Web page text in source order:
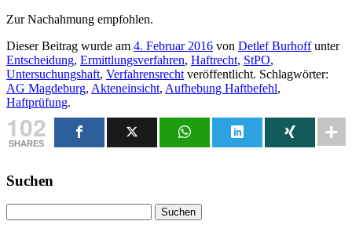
Zur Nachahmung empfohlen.
Dieser Beitrag wurde am 4. Februar 2016 von Detlef Burhoffunter
Entscheidung, Ermittlungsverfahren, Haftrecht, StPO,
Untersuchungshaft, Verfahrensrecht veröffentlicht. Schlagwörter:
AG Magdeburg, Akteneinsicht, Aufhebung Haftbefehl,
Haftprüfung.
102
SHARES
Suchen
nach: